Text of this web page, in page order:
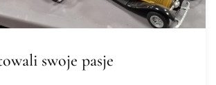
swoje pasje